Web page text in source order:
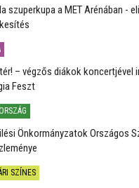
szuperkupa a MET Arénában -
– végzős diákok koncertjével
Feszt
Önkormányzatok Országos
SZÍNES